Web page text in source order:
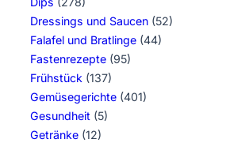
Dressings und Saucen (52)
Falafel und Bratlinge (44)
Fastenrezepte (95)
Frühstück (137)
Gemüsegerichte (401)
Gesundheit (5)
Getränke (12)